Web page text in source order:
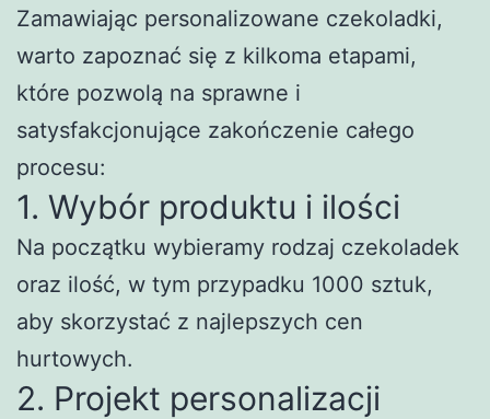
Zamawiając personalizowane czekoladki,
warto zapoznać się z kilkoma etapami,
które pozwolą na sprawne i
satysfakcjonujące zakończenie całego
procesu:
1. Wybór produktu i ilości
Na początku wybieramy rodzaj czekoladek
oraz ilość, w tym przypadku 1000 sztuk,
aby skorzystać z najlepszych cen
hurtowych.
2. Projekt personalizacji